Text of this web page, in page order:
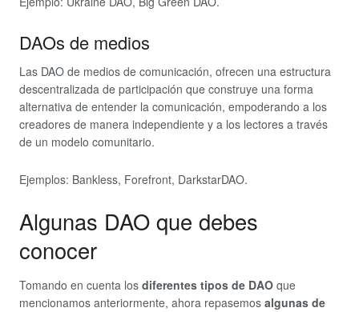
DAOs de medios
Las DAO de medios de comunicación, ofrecen una estructura
descentralizada de participación que construye una forma
alternativa de entender la comunicación, empoderando a los
creadores de manera independiente y a los lectores a través
de un modelo comunitario.
Ejemplos: Bankless, Forefront, DarkstarDAO.
Algunas DAO que debes
conocer
Tomando en cuenta los diferentes tipos de DAO que
mencionamos anteriormente, ahora repasemos algunas de